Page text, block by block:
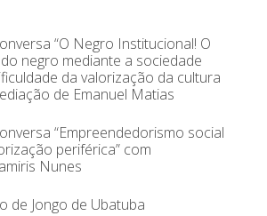
“O Negro Institucional! O
negro mediante a sociedade
da valorização da cultura
de Emanuel Matias
“Empreendedorismo social
periférica” com
Nunes
de Jongo de Ubatuba